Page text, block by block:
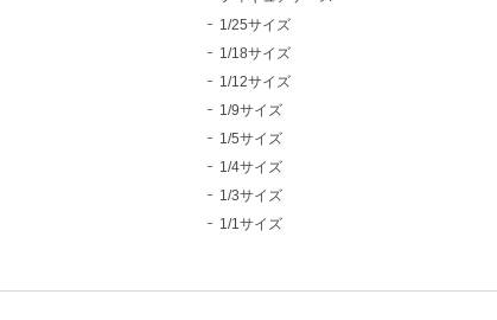
1/25サイズ
1/18サイズ
1/12サイズ
1/9サイズ
1/5サイズ
1/4サイズ
1/3サイズ
1/1サイズ